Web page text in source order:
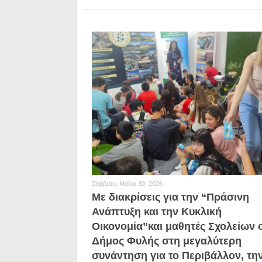
Σάββατο, Μαΐου 30, 2026
Με διακρίσεις για την “Πράσινη
Ανάπτυξη και την Κυκλική
Οικονομία”και μαθητές Σχολείων
Δήμος Φυλής στη μεγαλύτερη
συνάντηση για το Περιβάλλον,